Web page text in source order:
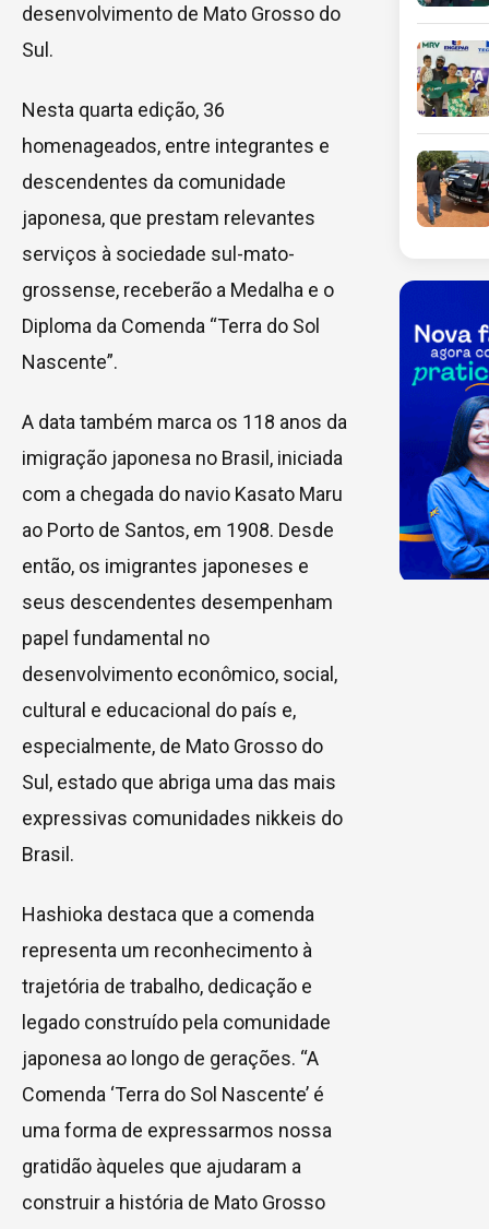
desenvolvimento de Mato Grosso do
Sul.
Nesta quarta edição, 36
homenageados, entre integrantes e
descendentes da comunidade
japonesa, que prestam relevantes
serviços à sociedade sul-mato-
grossense, receberão a Medalha e o
Diploma da Comenda “Terra do Sol
Nascente”.
A data também marca os 118 anos da
imigração japonesa no Brasil, iniciada
com a chegada do navio Kasato Maru
ao Porto de Santos, em 1908. Desde
então, os imigrantes japoneses e
seus descendentes desempenham
papel fundamental no
desenvolvimento econômico, social,
cultural e educacional do país e,
especialmente, de Mato Grosso do
Sul, estado que abriga uma das mais
expressivas comunidades nikkeis do
Brasil.
Hashioka destaca que a comenda
representa um reconhecimento à
trajetória de trabalho, dedicação e
legado construído pela comunidade
japonesa ao longo de gerações. “A
Comenda ‘Terra do Sol Nascente’ é
uma forma de expressarmos nossa
gratidão àqueles que ajudaram a
construir a história de Mato Grosso